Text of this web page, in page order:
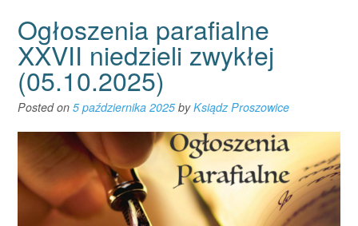
Ogłoszenia parafialne
XXVII niedzieli zwykłej
(05.10.2025)
Posted on 5 października 2025 byKsiądz Proszowice